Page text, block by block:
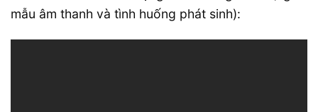
mẫu âm thanh và tình huống phát sinh):